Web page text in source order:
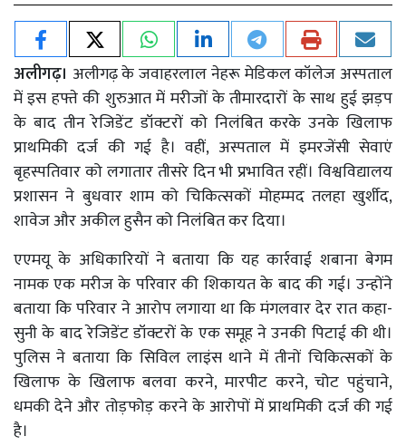
अलीगढ़। अलीगढ़ के जवाहरलाल नेहरू मेडिकल कॉलेज अस्पताल
में इस हफ्ते की शुरुआत में मरीजों के तीमारदारों के साथ हुई झड़प
के बाद तीन रेजिडेंट डॉक्टरों को निलंबित करके उनके खिलाफ
प्राथमिकी दर्ज की गई है। वहीं, अस्पताल में इमरजेंसी सेवाएं
बृहस्पतिवार को लगातार तीसरे दिन भी प्रभावित रहीं। विश्वविद्यालय
प्रशासन ने बुधवार शाम को चिकित्सकों मोहम्मद तलहा खुर्शीद,
शावेज और अकील हुसैन को निलंबित कर दिया।
एएमयू के अधिकारियों ने बताया कि यह कार्रवाई शबाना बेगम
नामक एक मरीज के परिवार की शिकायत के बाद की गई। उन्होंने
बताया कि परिवार ने आरोप लगाया था कि मंगलवार देर रात कहा-
सुनी के बाद रेजिडेंट डॉक्टरों के एक समूह ने उनकी पिटाई की थी।
पुलिस ने बताया कि सिविल लाइंस थाने में तीनों चिकित्सकों के
खिलाफ के खिलाफ बलवा करने, मारपीट करने, चोट पहुंचाने,
धमकी देने और तोड़फोड़ करने के आरोपों में प्राथमिकी दर्ज की गई
है।